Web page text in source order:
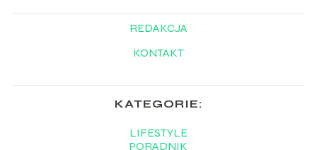
REDAKCJA
KONTAKT
KATEGORIE:
LIFESTYLE
PORADNIK